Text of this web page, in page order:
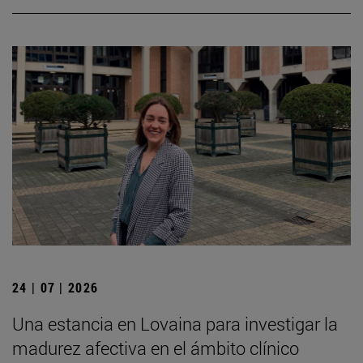
24 | 07 | 2026
Una estancia en Lovaina para investigar la
madurez afectiva en el ámbito clínico